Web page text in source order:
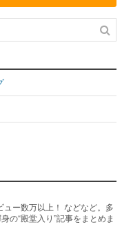
ー数万以上！ などなど。多
の“殿堂入り”記事をまとめま